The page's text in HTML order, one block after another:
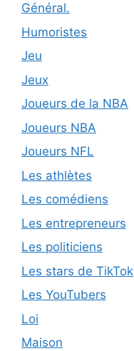
Général.
Humoristes
Jeu
Jeux
Joueurs de la NBA
Joueurs NBA
Joueurs NFL
Les athlètes
Les comédiens
Les entrepreneurs
Les politiciens
Les stars de TikTok
Les YouTubers
Loi
Maison